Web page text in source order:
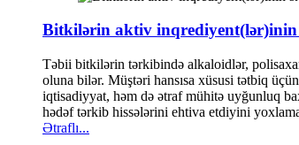
Bitkilərin aktiv
Təbii bitkilərin tərkibində alkaloidlər,
oluna bilər. Müştəri hansısa xüsusi tətbiq
iqtisadiyyat, həm də ətraf mühitə uyğunluq
hədəf tərkib hissələrini ehtiva etdiyini
Ətraflı...